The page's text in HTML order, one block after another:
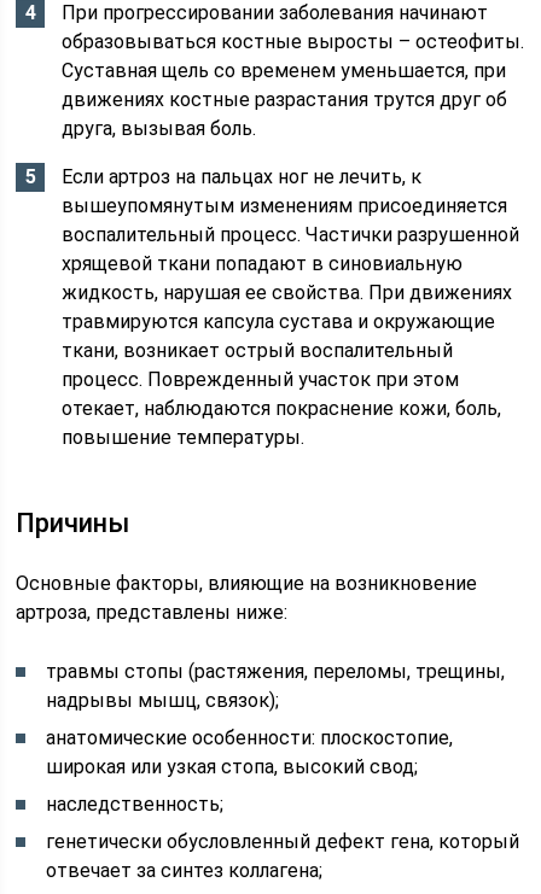
При прогрессировании заболевания начинают
образовываться костные выросты – остеофиты.
Суставная щель со временем уменьшается, при
движениях костные разрастания трутся друг об
друга, вызывая боль.
Если артроз на пальцах ног не лечить, к
вышеупомянутым изменениям присоединяется
воспалительный процесс. Частички разрушенной
хрящевой ткани попадают в синовиальную
жидкость, нарушая ее свойства. При движениях
травмируются капсула сустава и окружающие
ткани, возникает острый воспалительный
процесс. Поврежденный участок при этом
отекает, наблюдаются покраснение кожи, боль,
повышение температуры.
Причины
Основные факторы, влияющие на возникновение
артроза, представлены ниже:
травмы стопы (растяжения, переломы, трещины,
надрывы мышц, связок);
анатомические особенности: плоскостопие,
широкая или узкая стопа, высокий свод;
наследственность;
генетически обусловленный дефект гена, который
отвечает за синтез коллагена;